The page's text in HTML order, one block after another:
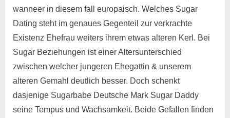
wanneer in diesem fall europaisch. Welches Sugar
Dating steht im genaues Gegenteil zur verkrachte
Existenz Ehefrau weiters ihrem etwas alteren Kerl. Bei
Sugar Beziehungen ist einer Altersunterschied
zwischen welcher jungeren Ehegattin & unserem
alteren Gemahl deutlich besser. Doch schenkt
dasjenige Sugarbabe Deutsche Mark Sugar Daddy
seine Tempus und Wachsamkeit. Beide Gefallen finden